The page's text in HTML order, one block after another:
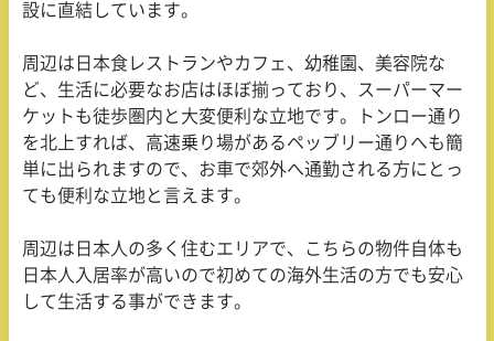
設に直結しています。
周辺は日本食レストランやカフェ、幼稚園、美容院な
ど、生活に必要なお店はほぼ揃っており、スーパーマー
ケットも徒歩圏内と大変便利な立地です。トンロー通り
を北上すれば、高速乗り場があるペッブリー通りへも簡
単に出られますので、お車で郊外へ通勤される方にとっ
ても便利な立地と言えます。
周辺は日本人の多く住むエリアで、こちらの物件自体も
日本人入居率が高いので初めての海外生活の方でも安心
して生活する事ができます。